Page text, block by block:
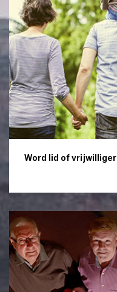
Word lid of vrijwilliger